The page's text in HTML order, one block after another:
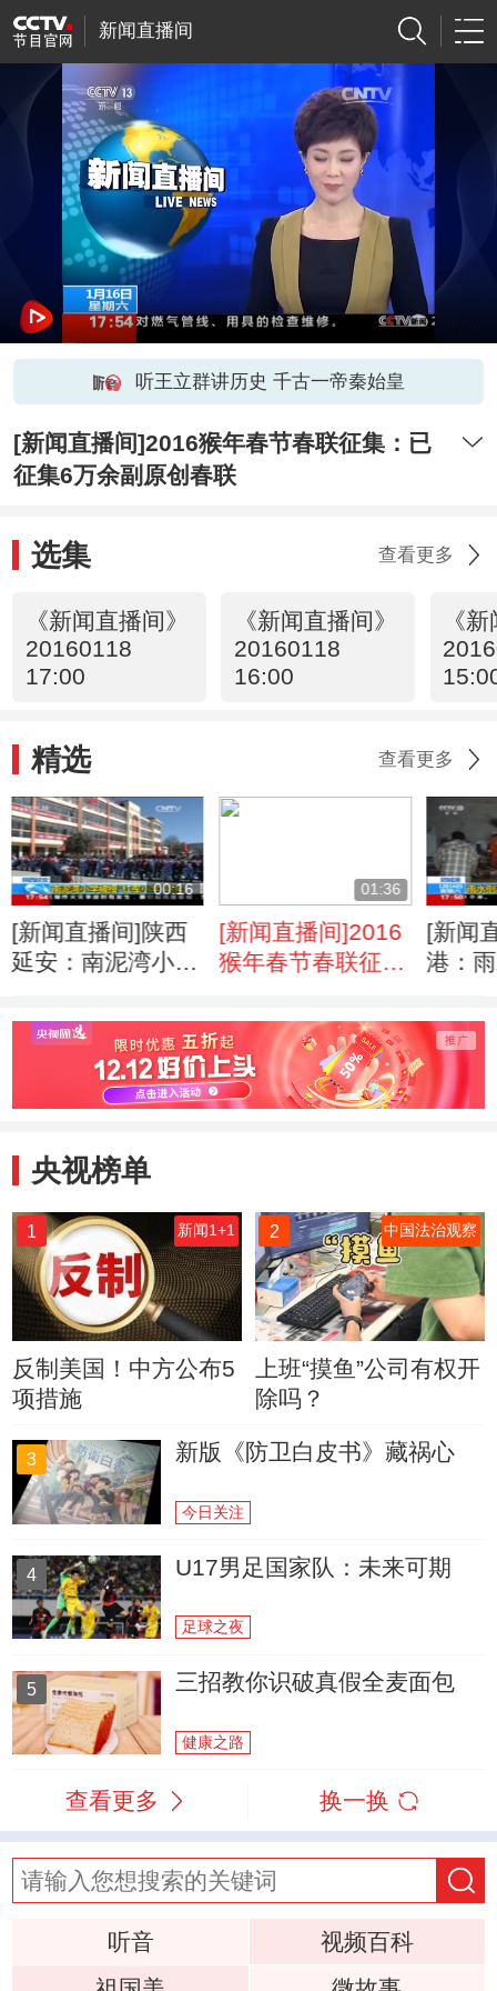
新闻直播间
听王立群讲历史 千古一帝秦始皇
[新闻直播间]2016猴年春节春联征集：已
征集6万余副原创春联
选集 查看更多
《新闻直播间》
20160118
17:00
《新闻直播间》
20160118
16:00
《
精选 查看更多
00:16
[新闻直播间]陕西
延安：南泥湾小学
号
01:36
[新闻直播间]2016
猴年春节春联征
副原创春联
[新闻
港：
央视榜单
1 新闻1+1
反制美国！中方公布5
项措施
2 中国法治观察
上班“摸鱼”公司有权开
除吗？
3 新版《防卫白皮书》藏祸心
今日关注
4 U17男足国家队：未来可期
足球之夜
5 三招教你识破真假全麦面包
健康之路
查看更多 换一换
听音
视频百科